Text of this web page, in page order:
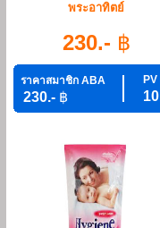
พระอาทิตย์
230.- ฿
ราคาสมาชิก ABA PV
230.- ฿ 10